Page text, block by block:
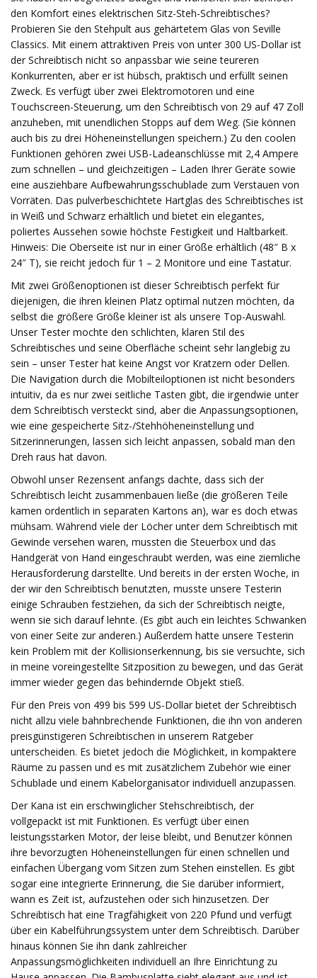
den Komfort eines elektrischen Sitz-Steh-Schreibtisches?
Probieren Sie den Stehpult aus gehärtetem Glas von Seville
Classics. Mit einem attraktiven Preis von unter 300 US-Dollar ist
der Schreibtisch nicht so anpassbar wie seine teureren
Konkurrenten, aber er ist hübsch, praktisch und erfüllt seinen
Zweck. Es verfügt über zwei Elektromotoren und eine
Touchscreen-Steuerung, um den Schreibtisch von 29 auf 47 Zoll
anzuheben, mit unendlichen Stopps auf dem Weg. (Sie können
auch bis zu drei Höheneinstellungen speichern.) Zu den coolen
Funktionen gehören zwei USB-Ladeanschlüsse mit 2,4 Ampere
zum schnellen – und gleichzeitigen – Laden Ihrer Geräte sowie
eine ausziehbare Aufbewahrungsschublade zum Verstauen von
Vorräten. Das pulverbeschichtete Hartglas des Schreibtisches ist
in Weiß und Schwarz erhältlich und bietet ein elegantes,
poliertes Aussehen sowie höchste Festigkeit und Haltbarkeit.
Hinweis: Die Oberseite ist nur in einer Größe erhältlich (48″ B x
24″ T), sie reicht jedoch für 1 – 2 Monitore und eine Tastatur.
Mit zwei Größenoptionen ist dieser Schreibtisch perfekt für
diejenigen, die ihren kleinen Platz optimal nutzen möchten, da
selbst die größere Größe kleiner ist als unsere Top-Auswahl.
Unser Tester mochte den schlichten, klaren Stil des
Schreibtisches und seine Oberfläche scheint sehr langlebig zu
sein – unser Tester hat keine Angst vor Kratzern oder Dellen.
Die Navigation durch die Mobilteiloptionen ist nicht besonders
intuitiv, da es nur zwei seitliche Tasten gibt, die irgendwie unter
dem Schreibtisch versteckt sind, aber die Anpassungsoptionen,
wie eine gespeicherte Sitz-/Stehhöheneinstellung und
Sitzerinnerungen, lassen sich leicht anpassen, sobald man den
Dreh raus hat davon.
Obwohl unser Rezensent anfangs dachte, dass sich der
Schreibtisch leicht zusammenbauen ließe (die größeren Teile
kamen ordentlich in separaten Kartons an), war es doch etwas
mühsam. Während viele der Löcher unter dem Schreibtisch mit
Gewinde versehen waren, mussten die Steuerbox und das
Handgerät von Hand eingeschraubt werden, was eine ziemliche
Herausforderung darstellte. Und bereits in der ersten Woche, in
der wir den Schreibtisch benutzten, musste unsere Testerin
einige Schrauben festziehen, da sich der Schreibtisch neigte,
wenn sie sich darauf lehnte. (Es gibt auch ein leichtes Schwanken
von einer Seite zur anderen.) Außerdem hatte unsere Testerin
kein Problem mit der Kollisionserkennung, bis sie versuchte, sich
in meine voreingestellte Sitzposition zu bewegen, und das Gerät
immer wieder gegen das behindernde Objekt stieß.
Für den Preis von 499 bis 599 US-Dollar bietet der Schreibtisch
nicht allzu viele bahnbrechende Funktionen, die ihn von anderen
preisgünstigeren Schreibtischen in unserem Ratgeber
unterscheiden. Es bietet jedoch die Möglichkeit, in kompaktere
Räume zu passen und es mit zusätzlichem Zubehör wie einer
Schublade und einem Kabelorganisator individuell anzupassen.
Der Kana ist ein erschwinglicher Stehschreibtisch, der
vollgepackt ist mit Funktionen. Es verfügt über einen
leistungsstarken Motor, der leise bleibt, und Benutzer können
ihre bevorzugten Höheneinstellungen für einen schnellen und
einfachen Übergang vom Sitzen zum Stehen einstellen. Es gibt
sogar eine integrierte Erinnerung, die Sie darüber informiert,
wann es Zeit ist, aufzustehen oder sich hinzusetzen. Der
Schreibtisch hat eine Tragfähigkeit von 220 Pfund und verfügt
über ein Kabelführungssystem unter dem Schreibtisch. Darüber
hinaus können Sie ihn dank zahlreicher
Anpassungsmöglichkeiten individuell an Ihre Einrichtung zu